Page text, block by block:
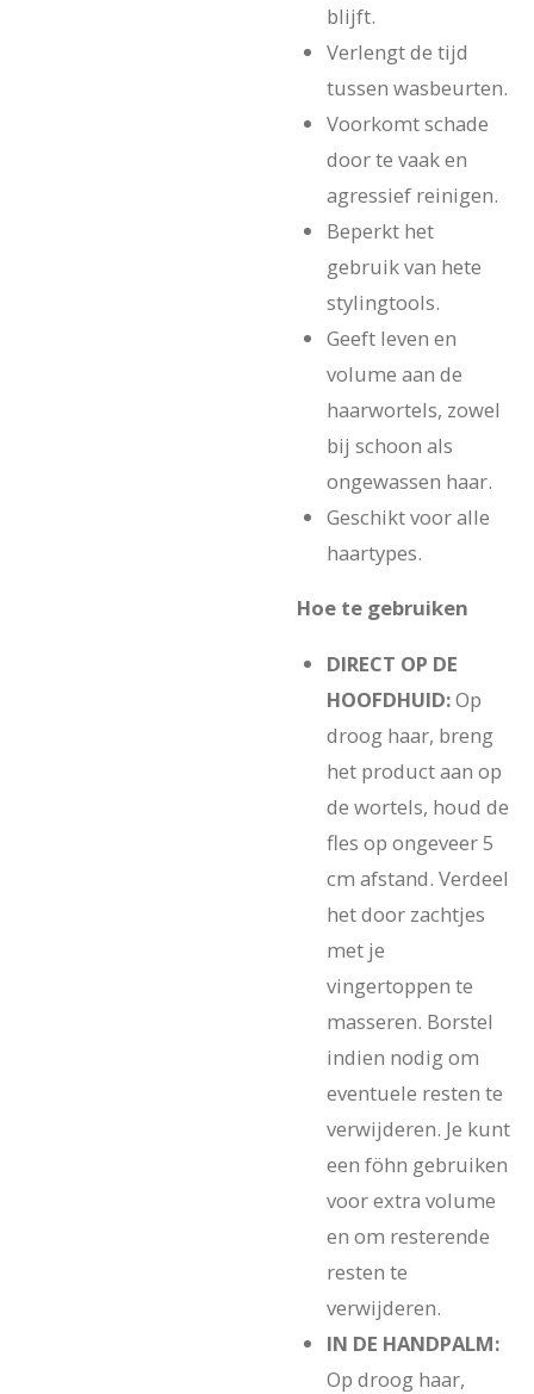
blijft.
Verlengt de tijd
tussen wasbeurten.
Voorkomt schade
door te vaak en
agressief reinigen.
Beperkt het
gebruik van hete
stylingtools.
Geeft leven en
volume aan de
haarwortels, zowel
bij schoon als
ongewassen haar.
Geschikt voor alle
haartypes.
Hoe te gebruiken
DIRECT OP DE
HOOFDHUID:Op
droog haar, breng
het product aan op
de wortels, houd de
fles op ongeveer 5
cm afstand. Verdeel
het door zachtjes
met je
vingertoppen te
masseren. Borstel
indien nodig om
eventuele resten te
verwijderen. Je kunt
een föhn gebruiken
voor extra volume
en om resterende
resten te
verwijderen.
IN DE HANDPALM:
Op droog haar,